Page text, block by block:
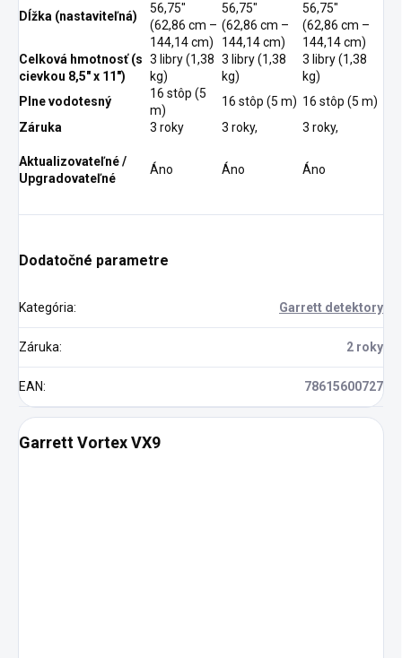
Dĺžka (nastaviteľná)
56,75"
(62,86 cm –
144,14 cm)
56,75"
(62,86 cm –
144,14 cm)
56,75"
(62,86 cm –
144,14 cm)
Celková hmotnosť (s
cievkou 8,5" x 11")
3 libry (1,38
kg)
3 libry (1,38
kg)
3 libry (1,38
kg)
Plne vodotesný
16 stôp (5
m)
16 stôp (5 m) 16 stôp (5 m)
Záruka
3 roky 3 roky, 3 roky,
Aktualizovateľné /
Upgradovateľné
Áno Áno Áno
Dodatočné parametre
Kategória: Garrett detektory
Záruka: 2 roky
EAN: 78615600727
Garrett Vortex VX9